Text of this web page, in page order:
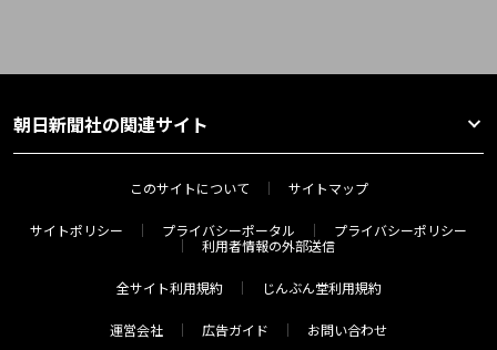
朝日新聞社の関連サイト
このサイトについて サイトマップ
サイトポリシー プライバシーポータル
プライバシーポリシー
利用者情報の外部送信
全サイト利用規約 じんぶん堂利用規約
運営会社 広告ガイド お問い合わせ